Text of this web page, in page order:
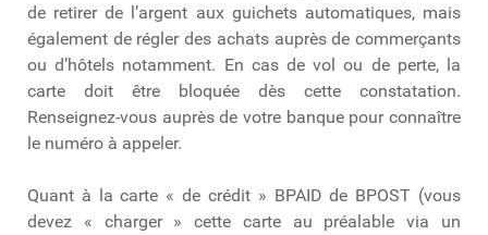
de retirer de l’argent aux guichets automatiques, mais
également de régler des achats auprès de commerçants
ou d’hôtels notamment. En cas de vol ou de perte, la
carte doit être bloquée dès cette constatation.
Renseignez-vous auprès de votre banque pour connaître
le numéro à appeler.
Quant à la carte « de crédit » BPAID de BPOST (vous
devez « charger » cette carte au préalable via un